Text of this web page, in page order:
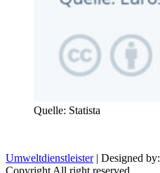
Quelle: Statista
Umweltdienstleister| Designed by:
Copyright All right reserved